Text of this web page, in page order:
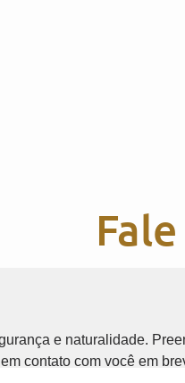
e naturalidade.
contato com você em